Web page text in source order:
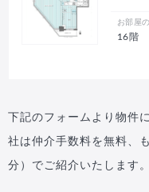
お部屋
16階
下記のフォームより物件
社は仲介手数料を無料、
分）でご紹介いたします。